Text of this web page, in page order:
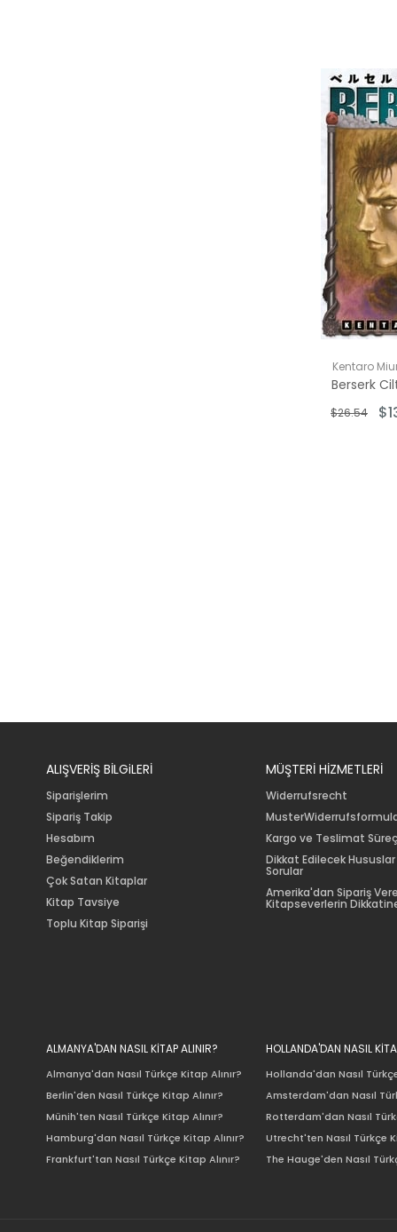
Kentaro
Berserk
$26.54
ALIŞVERİŞ BİLGiLERİ
Siparişlerim
Sipariş Takip
Hesabım
Beğendiklerim
Çok Satan Kitaplar
Kitap Tavsiye
Toplu Kitap Siparişi
MÜŞTERİ HİZMETLERİ
Widerrufsrecht
Kargo ve Teslimat
Dikkat Edilecek Hususlar
Sorular
Amerika'dan Sipariş
Kitapseverlerin
ALMANYA'DAN NASIL KİTAP ALINIR?
Almanya'dan Nasıl Türkçe Kitap Alınır?
Berlin'den Nasıl Türkçe Kitap Alınır?
Münih'ten Nasıl Türkçe Kitap Alınır?
Hamburg'dan Nasıl Türkçe Kitap Alınır?
Frankfurt'tan Nasıl Türkçe Kitap Alınır?
HOLLANDA'DAN NASIL
Hollanda'dan Nasıl
Amsterdam'dan Nasıl
Rotterdam'dan Nasıl
Utrecht'ten Nasıl Türkçe
The Hauge'den Nasıl